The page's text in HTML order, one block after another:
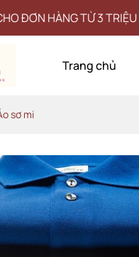
3 TRIỆU
Trang chủ
sơ mi